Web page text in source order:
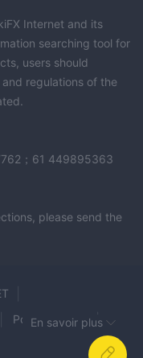
Internet and its
searching tool for
users should
regulations of the
；61 449895363
please send the
Pocket Option
En savoir plus